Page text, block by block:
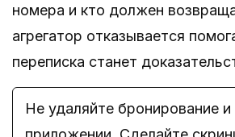
номера и кто должен
агрегатор отказывается
переписка станет
Не удаляйте бронирование и